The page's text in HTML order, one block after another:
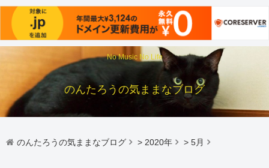
No Music No Life
のんたろうの気ままなブログ
のんたろうの気ままなブログ > 2020年 > 5月